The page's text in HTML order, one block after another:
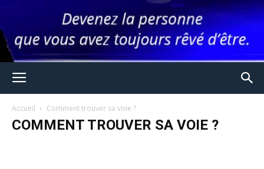
Accueil Comment trouver sa voie ?
COMMENT TROUVER SA VOIE ?